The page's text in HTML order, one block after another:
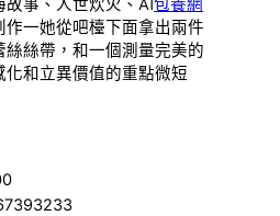
故事、人世炊火、AI包養網
作一她從吧檯下面拿出兩件
絲帶，和一個測量完美的
化和立異價值的重點微短